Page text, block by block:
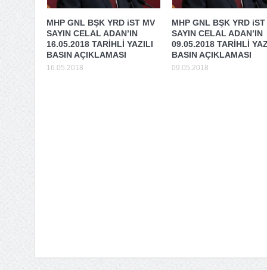
MHP GNL BŞK YRD iST MV
SAYIN CELAL ADAN’IN
16.05.2018 TARİHLİ YAZILI
BASIN AÇIKLAMASI
16.05.2018
MHP GNL BŞK YRD
SAYIN CELAL ADAN’IN
09.05.2018 TARİHLİ
BASIN AÇIKLAMASI
09.05.2018